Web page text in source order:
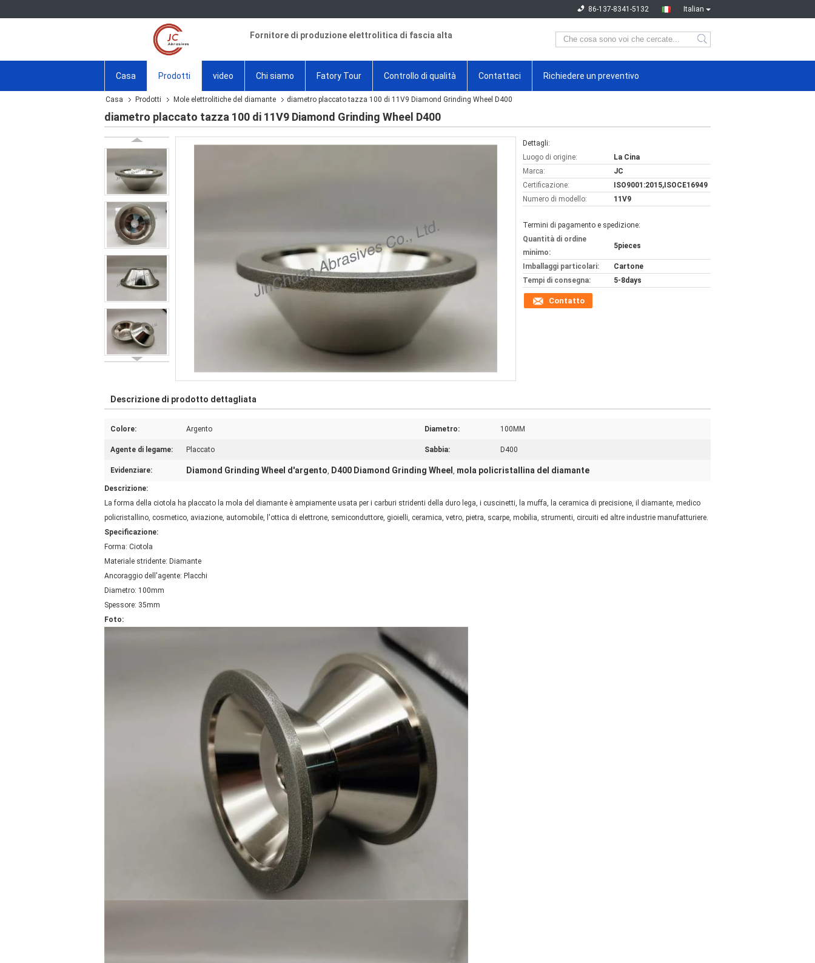
Italian
86-137-8341-5132
Fornitore di produzione elettrolitica di fascia alta
Casa Prodotti video Chi siamo Fatory Tour Controllo di qualità Contattaci Richiedere un preventivo
Casa Prodotti Mole elettrolitiche del diamante diametro placcato tazza 100 di 11V9 Diamond Grinding Wheel D400
diametro placcato tazza 100 di 11V9 Diamond Grinding Wheel D400
Dettagli:
Luogo di origine:
La Cina
Marca:
JC
Certificazione:
ISO9001:2015,ISOCE16949
Numero di modello:
11V9
Termini di pagamento e spedizione:
Quantità di ordine
minimo:
5pieces
Imballaggi particolari:
Cartone
Tempi di consegna:
5-8days
Contatto
Descrizione di prodotto dettagliata
Colore: Argento Diametro: 100MM
Agente di legame: Placcato Sabbia: D400
Evidenziare: Diamond Grinding Wheel d'argento, D400 Diamond Grinding Wheel , mola policristallina del diamante
Descrizione:
La forma della ciotola ha placcato la mola del diamante è ampiamente usata per i carburi stridenti della duro lega, i cuscinetti, la muffa, la ceramica di precisione, il diamante, medico
policristallino, cosmetico, aviazione, automobile, l'ottica di elettrone, semiconduttore, gioielli, ceramica, vetro, pietra, scarpe, mobilia, strumenti, circuiti ed altre industrie manufatturiere.
Specificazione:
Forma: Ciotola
Materiale stridente: Diamante
Ancoraggio dell'agente: Placchi
Diametro: 100mm
Spessore: 35mm
Foto: